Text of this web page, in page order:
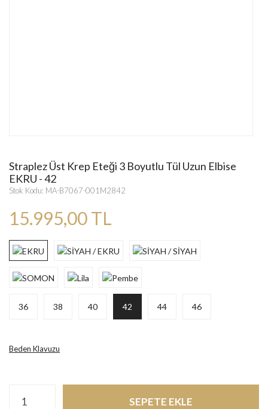
Straplez Üst Krep Eteği 3 Boyutlu Tül Uzun Elbise
EKRU - 42
Stok Kodu: MA-B7067-001M2842
15.995,00 TL
36 38 40 42 44 46
Beden Klavuzu
SEPETE EKLE